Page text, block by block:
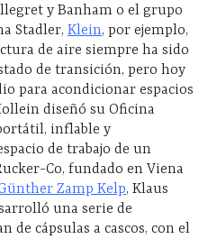
y Banham o el grupo
Stadler, Klein, por ejemplo,
de aire siempre ha sido
de transición, pero hoy
para acondicionar espacios
diseñó su Oficina
inflable y
de trabajo de un
Co, fundado en Viena
Zamp Kelp, Klaus
una serie de
de cápsulas a cascos, con el